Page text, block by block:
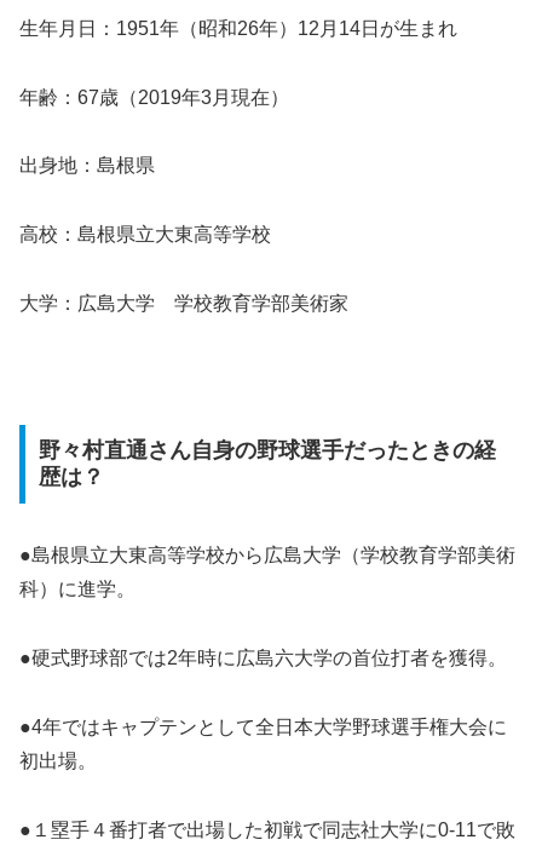
生年月日：1951年（昭和26年）12月14日が生まれ
年齢：67歳（2019年3月現在）
出身地：島根県
高校：島根県立大東高等学校
大学：広島大学 学校教育学部美術家
野々村直通さん自身の野球選手だったときの経
歴は？
●島根県立大東高等学校から広島大学（学校教育学部美術
科）に進学。
●硬式野球部では2年時に広島六大学の首位打者を獲得。
●4年ではキャプテンとして全日本大学野球選手権大会に
初出場。
●１塁手４番打者で出場した初戦で同志社大学に0-11で敗